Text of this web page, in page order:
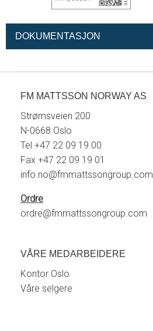
DOKUMENTASJON
FM MATTSSON NORWAY AS
Strømsveien 200
N-0668 Oslo
Tel +47 22 09 19 00
Fax +47 22 09 19 01
info.no@fmmattssongroup.com
Ordre
ordre@fmmattssongroup.com
VÅRE MEDARBEIDERE
Kontor Oslo
Våre selgere